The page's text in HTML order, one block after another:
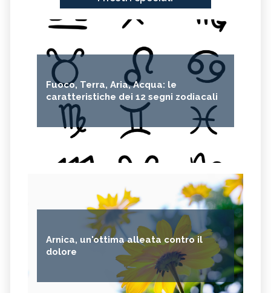
Fuoco, Terra, Aria, Acqua: le
caratteristiche dei 12 segni zodiacali
Arnica, un'ottima alleata contro il
dolore